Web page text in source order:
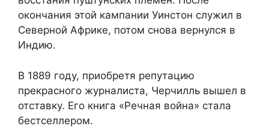
окончания этой кампании Уинстон служил в
Северной Африке, потом снова вернулся в
Индию.
В 1889 году, приобретя репутацию
прекрасного журналиста, Черчилль вышел в
отставку. Его книга «Речная вoйна» стала
бестселлером.